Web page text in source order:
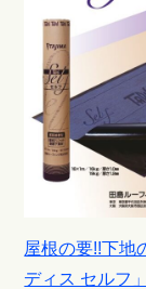
屋根の要!!下
ディス セルフ